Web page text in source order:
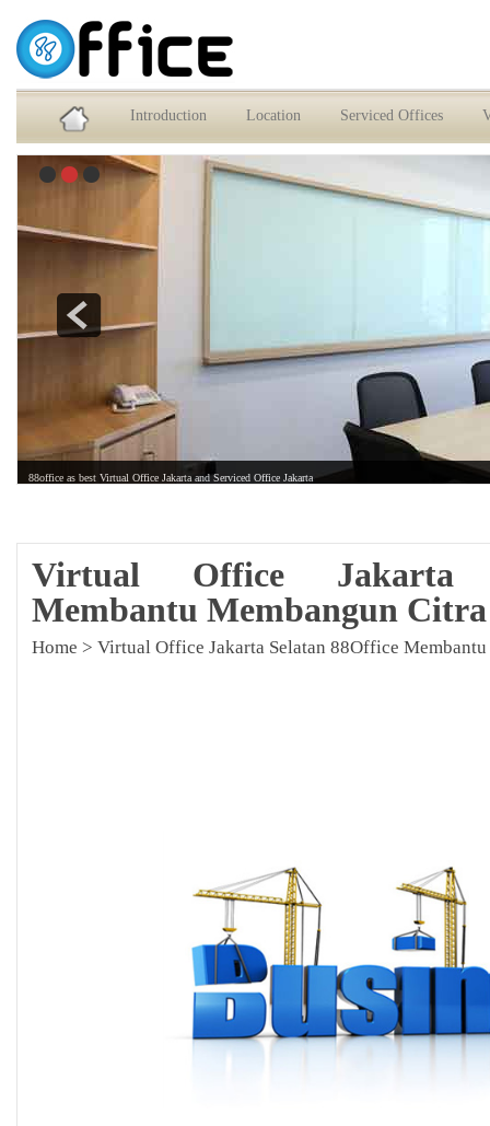
Service Office dan Virtual Office Jakarta Selatan
Introduction Location Serviced Offices
88office as best Virtual Office Jakarta and Serviced Office Jakarta
Virtual Office Jakarta
Membantu Membangun
Home > Virtual Office Jakarta Selatan 88Office